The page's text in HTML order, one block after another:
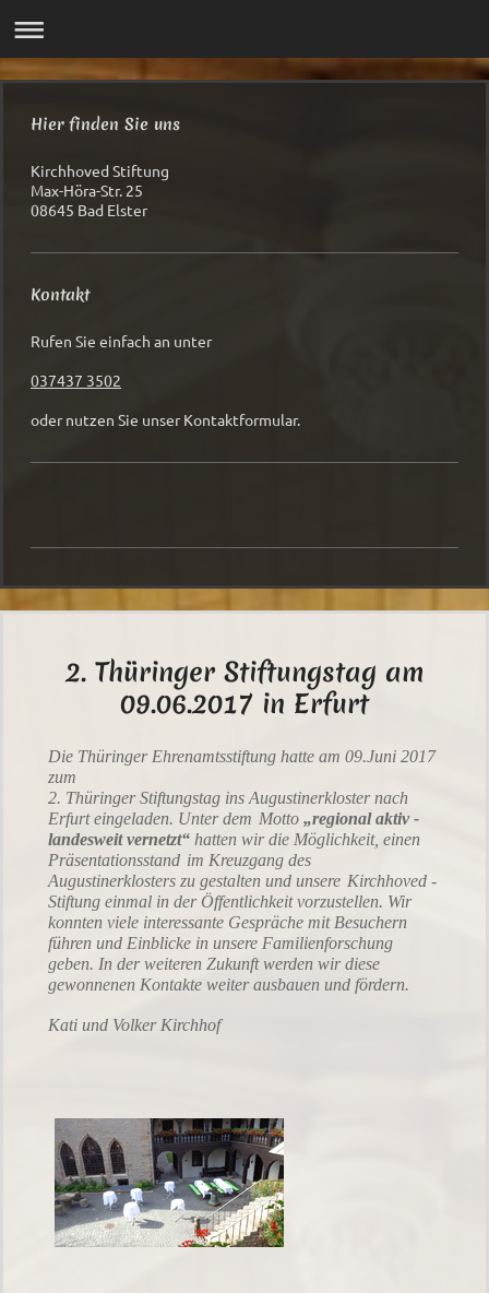
Hier finden Sie uns
Kirchhoved Stiftung
Max-Höra-Str. 25
08645 Bad Elster
Kontakt
Rufen Sie einfach an unter
037437 3502
oder nutzen Sie unser Kontaktformular.
2. Thüringer Stiftungstag am
09.06.2017 in Erfurt
Die Thüringer Ehrenamtsstiftung hatte am 09.Juni 2017
zum
2. Thüringer Stiftungstag ins Augustinerkloster nach
Erfurt eingeladen. Unter dem Motto „regional aktiv -
landesweit vernetzt“ hatten wir die Möglichkeit, einen
Präsentationsstand im Kreuzgang des
Augustinerklosters zu gestalten und unsere Kirchhoved -
Stiftung einmal in der Öffentlichkeit vorzustellen. Wir
konnten viele interessante Gespräche mit Besuchern
führen und Einblicke in unsere Familienforschung
geben. In der weiteren Zukunft werden wir diese
gewonnenen Kontakte weiter ausbauen und fördern.
Kati und Volker Kirchhof